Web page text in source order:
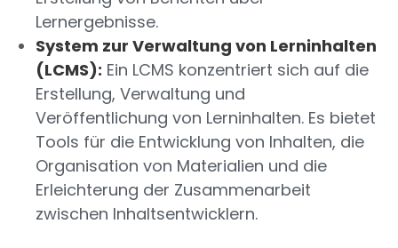
Lernergebnisse.
System zur Verwaltung von Lerninhalten
(LCMS): Ein LCMS konzentriert sich auf die
Erstellung, Verwaltung und
Veröffentlichung von Lerninhalten. Es bietet
Tools für die Entwicklung von Inhalten, die
Organisation von Materialien und die
Erleichterung der Zusammenarbeit
zwischen Inhaltsentwicklern.